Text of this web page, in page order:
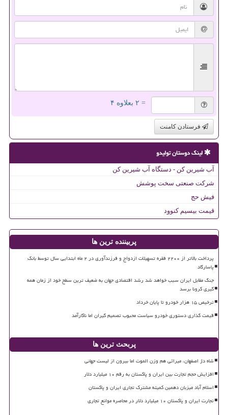
= ۲ بعلاوه ۴
فرستادن کامنت
لینک دوستان تولیدو
آب شیرین کن - دستگاه آب شیرین کن
شرکت صنعتی سخت پوشش
فیش حج
قیمت بیسیم کنوود
پربیننده ترین ها
پرداخت بالاتر از ۲۲۰۰ فقره تسهیلات ازدواج و فرزندآوری در ۲ ماه ابتدایی سال توسط بانک
پاسارگاد
جنگ مقابل ایران سبب خواهد شد رشد اقتصادی جهان به ضعیف ترین سطح خود از زمان همه
گیری کرونا برسد
ترخیص ۱۵ هزار خودرو تا پایان خرداد
قیمت گذاری دستوری خودرو سیاست محبوب تصمیم گیران اما ناکارآمد
پربحث ترین ها
شاه دژ اصفهان، میراثی هم وزن الموت اما بیرون از لیست جهانی
افزایش حجم تجارت بین ایران و پاکستان به رقم ۱۰ میلیارد دلار
اسلام آباد میزبان دهمین کمیته مشترک تجاری ایران و پاکستان
تجارت ایران و پاکستان ۱۰ میلیارد دلار در محاصره موانع تجاری